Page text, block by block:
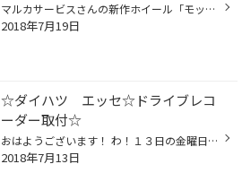
マルカサービスさんの新作ホイール「モッシュキャット」が入荷しました！ 気付きました？ こちらのホイール、名前から察しが付くとおり、なんと穴が猫型をしてます！！ 黒はわかりづらい。笑 猫好きの方にオススメのホイールなんです♪♪♪ センターキャップ部分は、こんな感じです☆ ２９９ってなんだ...
2018年7月19日
☆ダイハツ エッセ☆ドライブレコ
ーダー取付☆
おはようございます！ わ！１３日の金曜日です。 小学生の頃は不吉な事が起こると騒いでいた日ですね。懐かしい。笑 昨日は夕方から店長が通勤カーのエッセにドラレコを取り付けてましたよ～ こんなに売れていて当店でも入荷してもすぐに無くなるドラレコですが、 スタッフの車に装着するのは実は初...
2018年7月13日